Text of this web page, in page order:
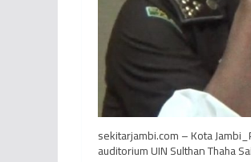
sekitarjambi.com – Kota
auditorium UIN Sulthan Thaha